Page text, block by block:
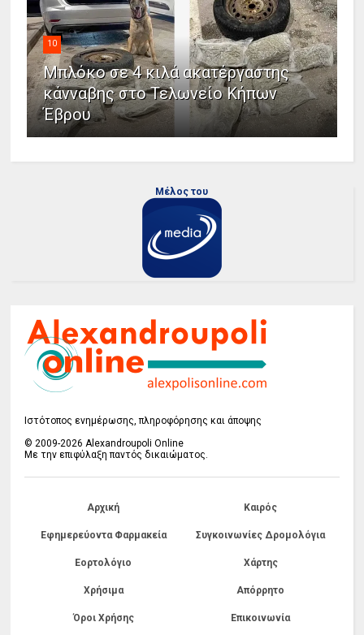
10
Μπλόκο σε 4 κιλά ακατέργαστης
κάνναβης στο Τελωνείο Κήπων
Έβρου
Μέλος του
Ιστότοπος ενημέρωσης, πληροφόρησης και άποψης
© 2009-2026 Alexandroupoli Online
Με την επιφύλαξη παντός δικαιώματος.
Αρχική Καιρός
Εφημερεύοντα Φαρμακεία Συγκοινωνίες Δρομολόγια
Εορτολόγιο Χάρτης
Χρήσιμα Απόρρητο
Όροι Χρήσης Επικοινωνία